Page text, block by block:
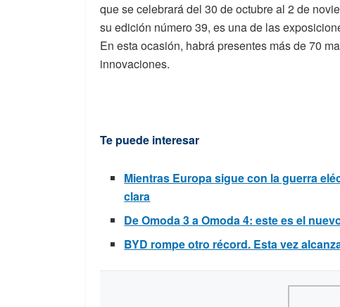
que se celebrará del 30 de octubre al 2 de
su edición número 39, es una de las
En esta ocasión, habrá presentes más de 70
innovaciones.
Te puede interesar
Mientras Europa sigue con la guerra
clara
De Omoda 3 a Omoda 4: este es el
BYD rompe otro récord. Esta vez